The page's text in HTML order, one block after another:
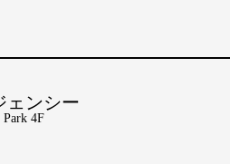
ェンシー
4F